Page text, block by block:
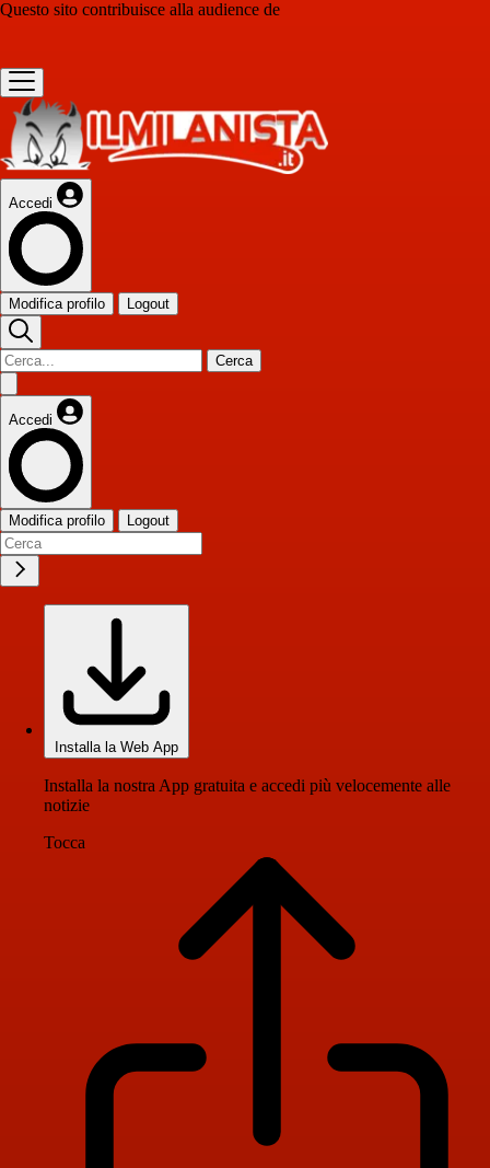
Questo sito contribuisce alla audience de
Accedi
Modifica profilo Logout
Cerca
Accedi
Modifica profilo Logout
Installa la Web App
Installa la nostra App gratuita e accedi più velocemente alle
notizie
Tocca